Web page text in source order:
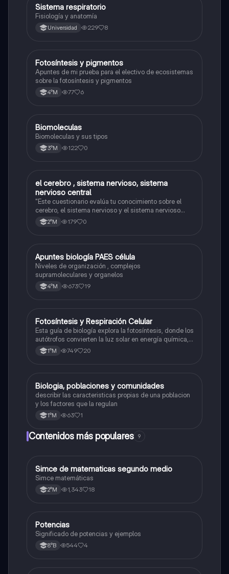
Biología
Sistema respiratorio
Fisiología y anatomía
Universidad 229 8
Biología
Fotosíntesis y pigmentos
Apuntes de mi prueba para el electivo de ecosistemas
sobre la fotosíntesis y pigmentos
4°M 77 6
Biología
Biomoleculas
Biomoleculas y sus tipos
3°M 122 0
Biología
el cerebro , sistema nervioso, sistema
nervioso central
"Este cuestionario evalúa tu conocimiento sobre el
cerebro, el sistema nervioso y el sistema nervioso
central."
2°M 179 0
Biología
Apuntes biología PAES célula
Niveles de organización , complejos
supramoleculares y organelos
4°M 673 19
Biología
Fotosíntesis y Respiración Celular
Esta guía de biología explora la fotosíntesis, donde los
autótrofos convierten la luz solar en energía química, y
la respiración celular, un proceso vital para el flujo de
energía en los ecosistemas.
1°M 749 20
Biología
Biologia, poblaciones y comunidades
describir las caracteristicas propias de una poblacion
y los factores que la regulan
1°M 63 1
Contenidos más populares 9
Matemáticas
Simce de matematicas segundo medio
Simce matemáticas
2°M 1,343 18
Matemáticas
Potencias
Significado de potencias y ejemplos
8°B 544 4